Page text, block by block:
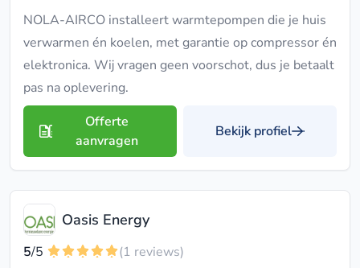
NOLA-AIRCO installeert warmtepompen die je huis
verwarmen én koelen, met garantie op compressor én
elektronica. Wij vragen geen voorschot, dus je betaalt
pas na oplevering.
Offerte
aanvragen
Bekijk profiel
Oasis Energy
5/5
(1 reviews)